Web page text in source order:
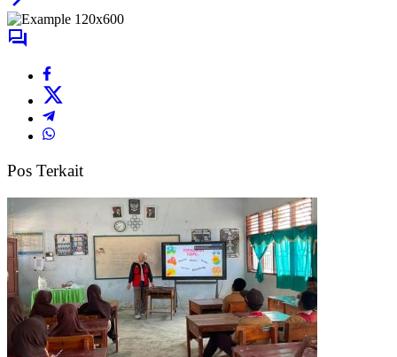
Pos Terkait